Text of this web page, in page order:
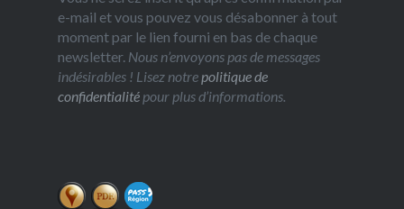
e-mail et vous pouvez vous désabonner à tout
moment par le lien fourni en bas de chaque
newsletter. Nous n’envoyons pas de messages
indésirables ! Lisez notrepolitique de
confidentialitépour plus d’informations.